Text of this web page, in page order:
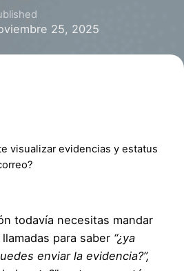
25, 2025
visualizar evidencias y estatus
todavía necesitas mandar
para saber “¿ya
enviar la evidencia?”,